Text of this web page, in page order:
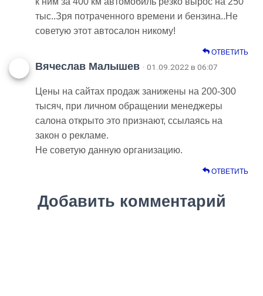
тыс..Зря потраченного времени и бензина..Не
советую этот автосалон никому!
ОТВЕТИТЬ
Вячеслав Малышев · 01.09.2022 в 06:07
Цены на сайтах продаж занижены на 200-300
тысяч, при личном обращении менеджеры
салона открыто это признают, ссылаясь на
закон о рекламе.
Не советую данную организацию.
ОТВЕТИТЬ
Добавить комментарий